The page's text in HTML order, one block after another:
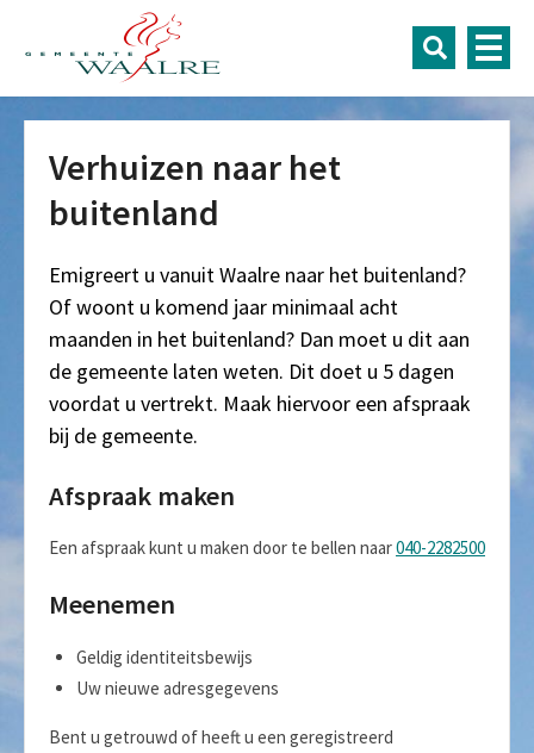
Verhuizen naar het
buitenland
Emigreert u vanuit Waalre naar het buitenland?
Of woont u komend jaar minimaal acht
maanden in het buitenland? Dan moet u dit aan
de gemeente laten weten. Dit doet u 5 dagen
voordat u vertrekt. Maak hiervoor een afspraak
bij de gemeente.
Afspraak maken
Een afspraak kunt u maken door te bellen naar040-2282500
Meenemen
Geldig identiteitsbewijs
Uw nieuwe adresgegevens
Bent u getrouwd of heeft u een geregistreerd